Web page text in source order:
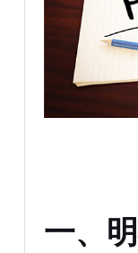
一、